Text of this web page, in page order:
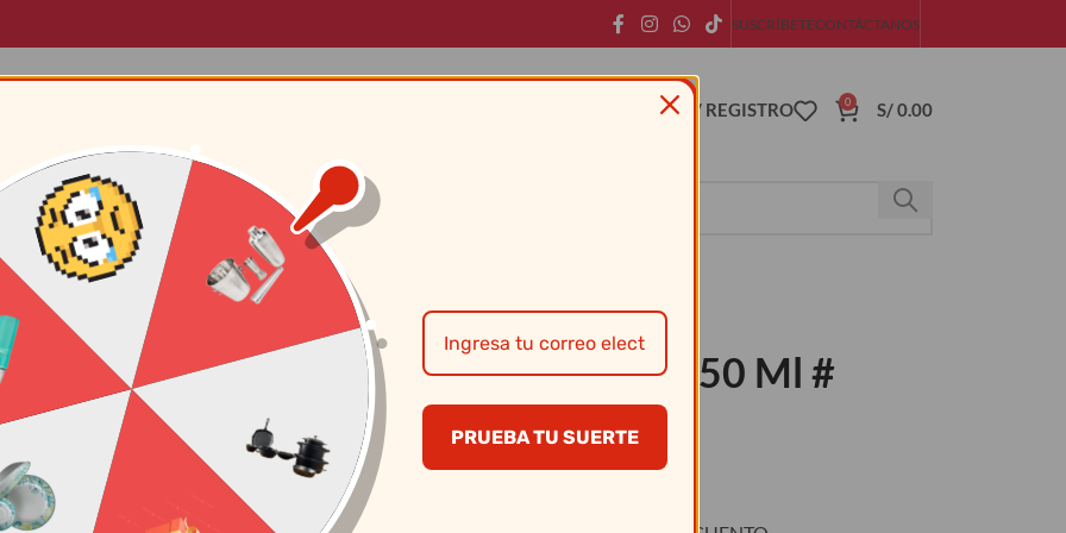
SUSCRÍBETECONTÁCTANOS
ACCESO / REGISTRO 0 S/0.00
Copa Windsor Vino Tinto 250 Ml #
7128 – Nadir
S/
PRUEBA TU SUERTE